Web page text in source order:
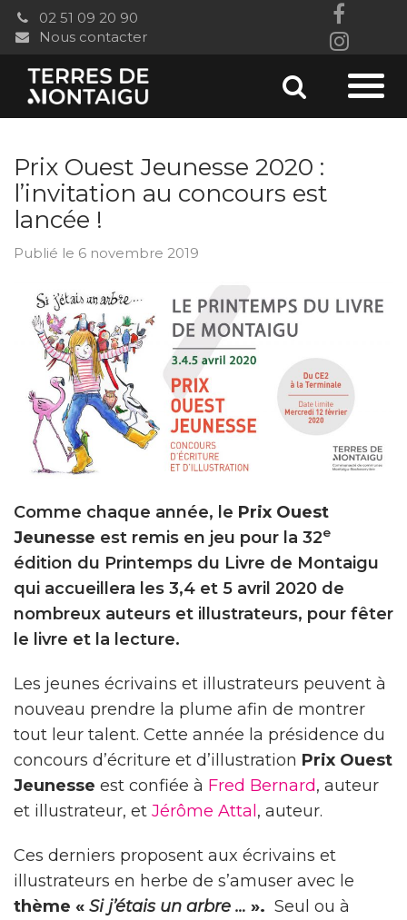
02 51 09 20 90
Nous contacter
Lien
vers
le
Lien
vers
leAller
Aller
la
Prix Ouest Jeunesse 2020 :
l’invitation au concours est
lancée !
Publié le 6 novembre 2019
Comme chaque année, le Prix Ouest
Jeunesse est remis en jeu pour la 32e
édition du Printemps du Livre de Montaigu
qui accueillera les 3,4 et 5 avril 2020 de
nombreux auteurs et illustrateurs, pour fêter
le livre et la lecture.
Les jeunes écrivains et illustrateurs peuvent à
nouveau prendre la plume afin de montrer
tout leur talent. Cette année la présidence du
concours d’écriture et d’illustration Prix Ouest
Jeunesse est confiée à Fred Bernard, auteur
et illustrateur, et Jérôme Attal , auteur.
Ces derniers proposent aux écrivains et
illustrateurs en herbe de s’amuser avec le
thème « Si j’étais un arbre … ». Seul ou à